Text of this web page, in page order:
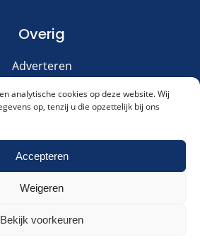
analytische cookies op deze website. Wij
op, tenzij u die opzettelijk bij ons
Accepteren
Weigeren
Bekijk voorkeuren
Overig
Adverteren
Disclaimer
& Cookies
voor onze nieuwsbrief!
Akkoord met onsprivacybeleid
Meld me aan!